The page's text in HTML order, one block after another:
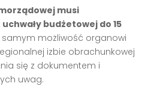
musi
budżetowej do 15
możliwość organowi
izbie obrachunkowej
się z dokumentem i
uwag.